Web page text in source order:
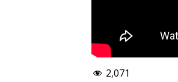
2,071